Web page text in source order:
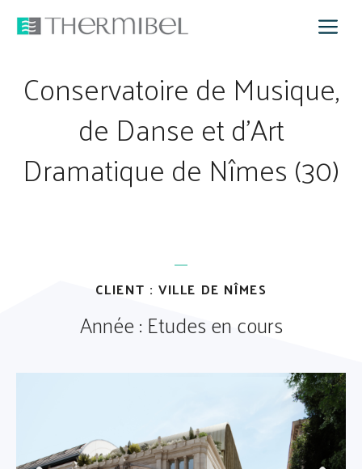
Aller
Conservatoire de Musique,
de Danse et d’Art
Dramatique de Nîmes (30)
CLIENT : VILLE DE NÎMES
Année : Etudes en cours